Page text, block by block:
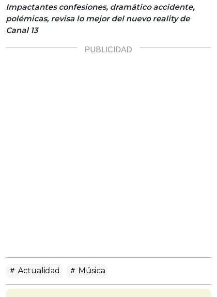
Impactantes confesiones, dramático accidente,
polémicas, revisa lo mejor del nuevo reality de
Canal 13
Actualidad Música